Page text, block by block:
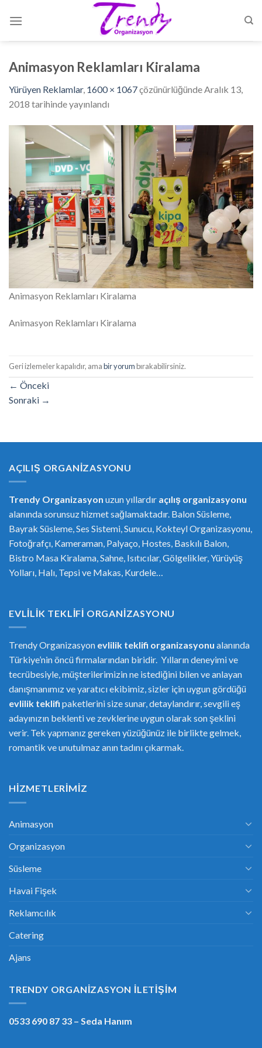
Animasyon Reklamları Kiralama
Yürüyen Reklamlar, 1600 × 1067çözünürlüğündeAralık 13,
2018 tarihinde yayınlandı
Animasyon Reklamları Kiralama
Animasyon Reklamları Kiralama
Geri izlemeler kapalıdır, amabir yorumbırakabilirsiniz.
← Önceki
Sonraki →
AÇILIŞ ORGANIZASYONU
Trendy Organizasyon uzun yıllardır açılış organizasyonu
alanında sorunsuz hizmet sağlamaktadır. Balon Süsleme,
Bayrak Süsleme, Ses Sistemi, Sunucu, Kokteyl Organizasyonu,
Fotoğrafçı, Kameraman, Palyaço, Hostes, Baskılı Balon,
Bistro Masa Kiralama, Sahne, Isıtıcılar, Gölgelikler, Yürüyüş
Yolları, Halı, Tepsi ve Makas, Kurdele…
EVLILIK TEKLIFI ORGANIZASYONU
Trendy Organizasyon evlilik teklifi organizasyonu alanında
Türkiye’nin öncü firmalarından biridir. Yılların deneyimi ve
tecrübesiyle, müşterilerimizin ne istediğini bilen ve anlayan
danışmanımız ve yaratıcı ekibimiz, sizler için uygun gördüğü
evlilik teklifi paketlerini size sunar, detaylandırır, sevgili eş
adayınızın beklenti ve zevklerine uygun olarak son şeklini
verir. Tek yapmanız gereken yüzüğünüz ile birlikte gelmek,
romantik ve unutulmaz anın tadını çıkarmak.
HIZMETLERIMIZ
Animasyon
Organizasyon
Süsleme
Havai Fişek
Reklamcılık
Catering
Ajans
TRENDY ORGANIZASYON İLETIŞIM
0533 690 87 33 – Seda Hanım